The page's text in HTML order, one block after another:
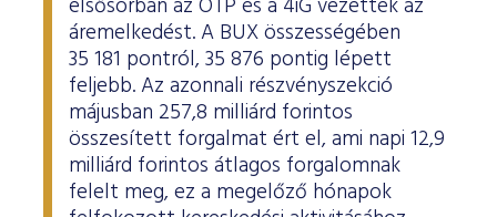
elsősorban az OTP és a 4iG vezették az
áremelkedést. A BUX összességében
35 181 pontról, 35 876 pontig lépett
feljebb. Az azonnali részvényszekció
májusban 257,8 milliárd forintos
összesített forgalmat ért el, ami napi 12,9
milliárd forintos átlagos forgalomnak
felelt meg, ez a megelőző hónapok